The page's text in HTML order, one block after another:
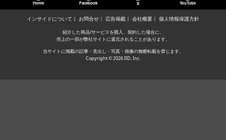
Home Facebook X YouTube
インサイドについて お問合せ 広告掲載 会社概要 個人情報保護方針
紹介した商品/サービスを購入、契約した場合に、
売上の一部が弊社サイトに還元されることがあります。
当サイトに掲載の記事・見出し・写真・画像の無断転載を禁じます。
Copyright © 2026 IID, Inc.